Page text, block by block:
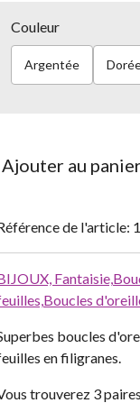
Couleur
Argentée
Ajouter au
de l'article:
Fantaisie,
Boucles
boucles
en filigranes.
trouverez 3